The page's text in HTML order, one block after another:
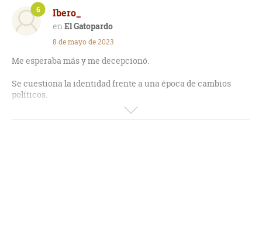
Ibero_
El Gatopardo
6
8 de mayo de 2023
Me esperaba más y me decepcionó.
Se cuestiona la identidad frente a una época de cambios
políticos.
Al príncipe de Salina no le convence ni gusta el devenir de